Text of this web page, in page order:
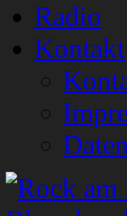
Radio
Kontakt